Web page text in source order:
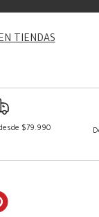
TIENDAS
$79.990